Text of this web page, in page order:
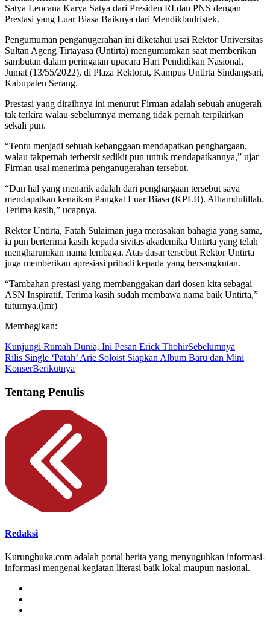
Satya Lencana Karya Satya dari Presiden RI dan PNS dengan
Prestasi yang Luar Biasa Baiknya dari Mendikbudristek.
Pengumuman penganugerahan ini diketahui usai Rektor Universitas
Sultan Ageng Tirtayasa (Untirta) mengumumkan saat memberikan
sambutan dalam peringatan upacara Hari Pendidikan Nasional,
Jumat (13/55/2022), di Plaza Rektorat, Kampus Untirta Sindangsari,
Kabupaten Serang.
Prestasi yang diraihnya ini menurut Firman adalah sebuah anugerah
tak terkira walau sebelumnya memang tidak pernah terpikirkan
sekali pun.
“Tentu menjadi sebuah kebanggaan mendapatkan penghargaan,
walau takpernah terbersit sedikit pun untuk mendapatkannya,” ujar
Firman usai menerima penganugerahan tersebut.
“Dan hal yang menarik adalah dari penghargaan tersebut saya
mendapatkan kenaikan Pangkat Luar Biasa (KPLB). Alhamdulillah.
Terima kasih,” ucapnya.
Rektor Untirta, Fatah Sulaiman juga merasakan bahagia yang sama,
ia pun berterima kasih kepada sivitas akademika Untirta yang telah
mengharumkan nama lembaga. Atas dasar tersebut Rektor Untirta
juga memberikan apresiasi pribadi kepada yang bersangkutan.
“Tambahan prestasi yang membanggakan dari dosen kita sebagai
ASN Inspiratif. Terima kasih sudah membawa nama baik Untirta,”
tuturnya.(lmr)
Membagikan:
Kunjungi Rumah Dunia, Ini Pesan Erick ThohirSebelumnya
Rilis Single ‘Patah’ Arie Soloist Siapkan Album Baru dan Mini
KonserBerikutnya
Tentang Penulis
Redaksi
Kurungbuka.com adalah portal berita yang menyuguhkan informasi-
informasi mengenai kegiatan literasi baik lokal maupun nasional.